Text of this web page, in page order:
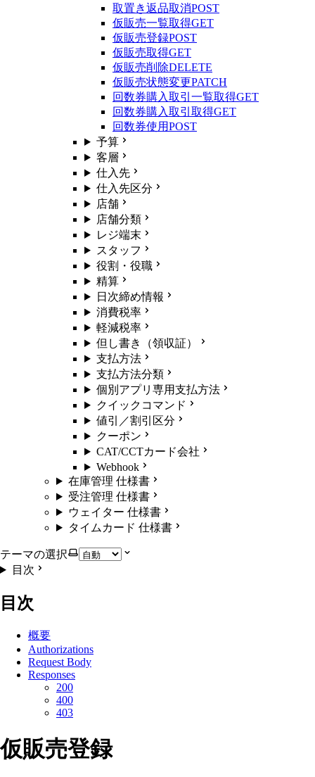
取置き返品取消POST
仮販売一覧取得GET
仮販売登録POST
仮販売取得GET
仮販売削除DELETE
仮販売状態変更PATCH
回数券購入取引一覧取得GET
回数券購入取引取得GET
回数券使用POST
予算
客層
仕入先
仕入先区分
店舗
店舗分類
レジ端末
スタッフ
役割・役職
精算
日次締め情報
消費税率
軽減税率
但し書き（領収証）
支払方法
支払方法分類
個別アプリ専用支払方法
クイックコマンド
値引／割引区分
クーポン
CAT/CCTカード会社
Webhook
在庫管理 仕様書
受注管理 仕様書
ウェイター 仕様書
タイムカード 仕様書
テーマの選択
目次
目次
概要
Authorizations
Request Body
Responses
200
400
403
仮販売登録